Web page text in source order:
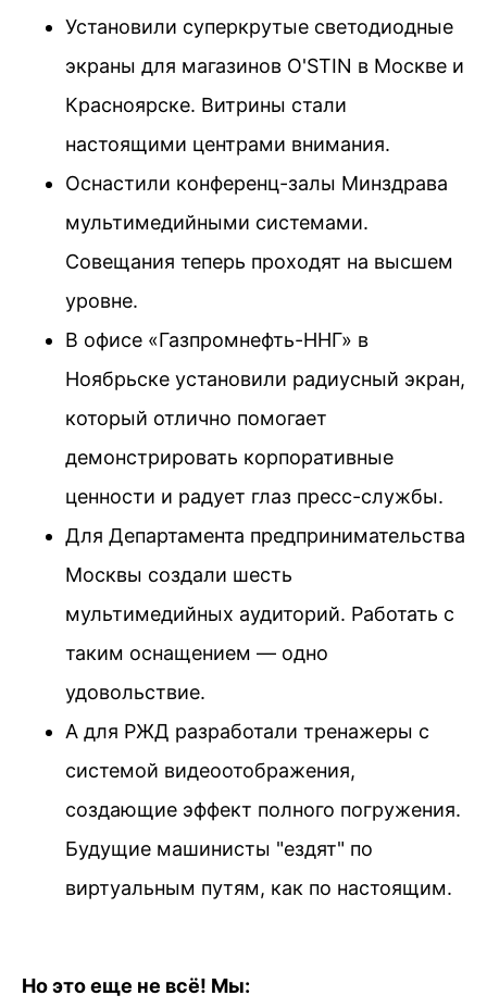
Установили суперкрутые светодиодные
экраны для магазинов O'STIN в Москве и
Красноярске. Витрины стали
настоящими центрами внимания.
Оснастили конференц-залы Минздрава
мультимедийными системами.
Совещания теперь проходят на высшем
уровне.
В офисе «Газпромнефть-ННГ» в
Ноябрьске установили радиусный экран,
который отлично помогает
демонстрировать корпоративные
ценности и радует глаз пресс-службы.
Для Департамента предпринимательства
Москвы создали шесть
мультимедийных аудиторий. Работать с
таким оснащением — одно
удовольствие.
А для РЖД разработали тренажеры с
системой видеоотображения,
создающие эффект полного погружения.
Будущие машинисты "ездят" по
виртуальным путям, как по настоящим.
Но это еще не всё! Мы: